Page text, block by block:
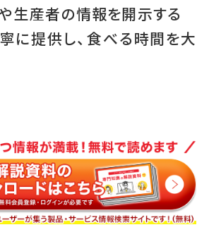
生産者の情報を開示する
に提供し、食べる時間を大